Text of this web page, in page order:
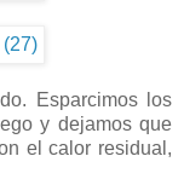
Esparcimos los
y dejamos que
el calor residual,